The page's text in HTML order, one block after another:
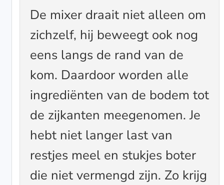
De mixer draait niet alleen om
zichzelf, hij beweegt ook nog
eens langs de rand van de
kom. Daardoor worden alle
ingrediënten van de bodem tot
de zijkanten meegenomen. Je
hebt niet langer last van
restjes meel en stukjes boter
die niet vermengd zijn. Zo krijg